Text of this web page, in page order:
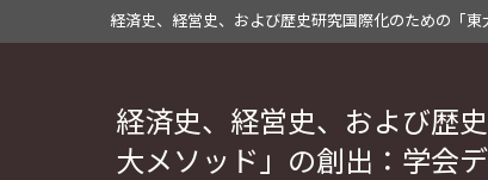
経済史、経営史、および歴史研究国際化のための「
経済史、経営史、および歴
大メソッド」の創出：学会